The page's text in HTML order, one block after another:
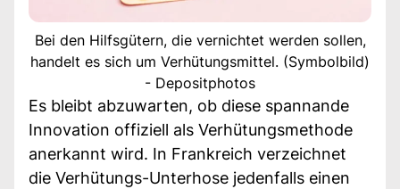
Bei den Hilfsgütern, die vernichtet werden sollen,
handelt es sich um Verhütungsmittel. (Symbolbild)
- Depositphotos
Es bleibt abzuwarten, ob diese spannande
Innovation offiziell als Verhütungsmethode
anerkannt wird. In Frankreich verzeichnet
die Verhütungs-Unterhose jedenfalls einen